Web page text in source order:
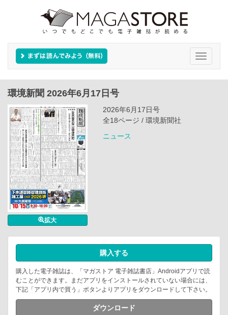
Toggle
環境新聞 2026年6月17日号
拡大
2026年6月17日号
全18ページ / 環境新聞社
ニュース
購入する
購入した電子雑誌は、「マガストア 電子雑誌書店」Androidアプリで読
むことができます。まだアプリをインストールされていない場合には、
下記「アプリ内で買う」ボタンよりアプリをダウンロードして下さい。
ダウンロード